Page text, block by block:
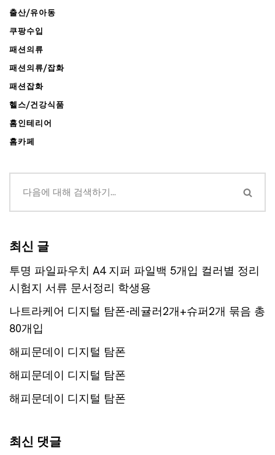
출산/유아동
쿠팡수입
패션의류
패션의류/잡화
패션잡화
헬스/건강식품
홈인테리어
홈카페
최신 글
투명 파일파우치 A4 지퍼 파일백 5개입 컬러별 정리
시험지 서류 문서정리 학생용
나트라케어 디지털 탐폰-레귤러2개+슈퍼2개 묶음 총
80개입
해피문데이 디지털 탐폰
해피문데이 디지털 탐폰
해피문데이 디지털 탐폰
최신 댓글